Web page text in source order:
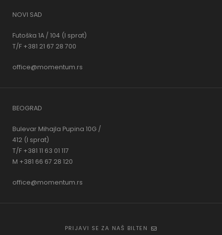
NOVI SAD
Futoška 1A / 104 (I sprat)
T/F +381 21 67 28 700
office@momentum.rs
BEOGRAD
Bulevar Mihajla Pupina 10G /
412 (I sprat)
T/F +381 11 63 01 117
M +381 66 67 28 120
office@momentum.rs
PRIJAVI SE ZA NAŠ BILTEN